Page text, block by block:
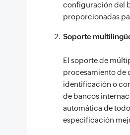
configuración del
proporcionadas
Soporte
El soporte de
procesamiento de
identificación o
de bancos
automática de
especificación